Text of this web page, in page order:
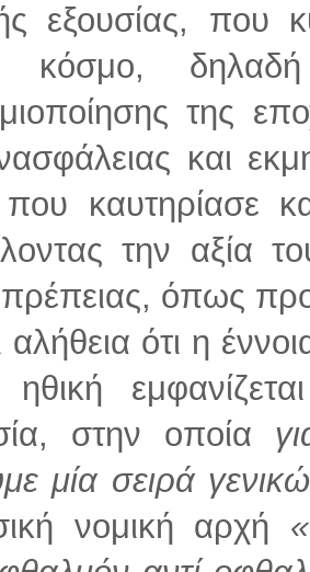
εξουσίας, που
κόσμο,
της
και
καυτηρίασε
την αξία
όπως
αλήθεια ότι η
στην οποία
μία σειρά
νομική αρχή